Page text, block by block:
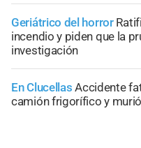
Geriátrico del horror
incendio y piden que la
investigación
En Clucellas Accidente
camión frigorífico y